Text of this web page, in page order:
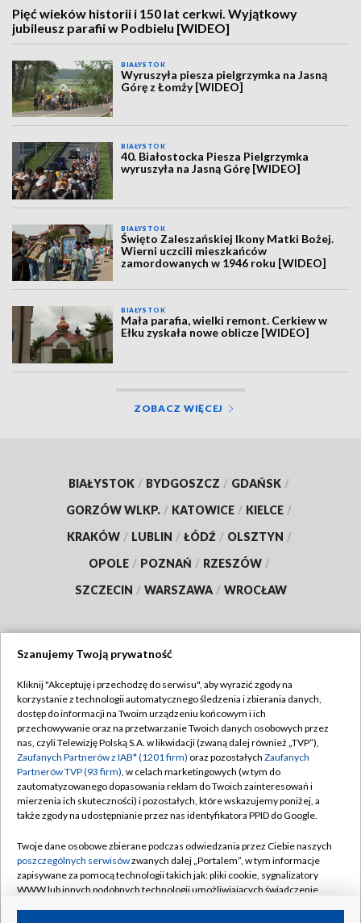
Pięć wieków historii i 150 lat cerkwi. Wyjątkowy
jubileusz parafii w Podbielu [WIDEO]
BIAŁYSTOK
Wyruszyła piesza pielgrzymka na Jasną
Górę z Łomży [WIDEO]
BIAŁYSTOK
40. Białostocka Piesza Pielgrzymka
wyruszyła na Jasną Górę [WIDEO]
BIAŁYSTOK
Święto Zaleszańskiej Ikony Matki Bożej.
Wierni uczcili mieszkańców
zamordowanych w 1946 roku [WIDEO]
BIAŁYSTOK
Mała parafia, wielki remont. Cerkiew w
Ełku zyskała nowe oblicze [WIDEO]
ZOBACZ WIĘCEJ
BIAŁYSTOK / BYDGOSZCZ / GDAŃSK /
GORZÓW WLKP. / KATOWICE / KIELCE /
KRAKÓW / LUBLIN / ŁÓDŹ / OLSZTYN /
OPOLE / POZNAŃ / RZESZÓW /
SZCZECIN / WARSZAWA / WROCŁAW
TVP
Abonament TVP
Emisja w TVP
Centrum informacji TVP
Naziemna Telewizja Cyfrowa
Rada Programowa
System NOS
Informacje o nadawcy
Regulamin TVP
Polityka prywatności
Moje zgody
Pomoc
Kontakt
Kanały
Szanujemy Twoją prywatność
Kliknij "Akceptuję i przechodzę do serwisu", aby wyrazić zgody na
korzystanie z technologii automatycznego śledzenia i zbierania danych,
dostęp do informacji na Twoim urządzeniu końcowym i ich
przechowywanie oraz na przetwarzanie Twoich danych osobowych przez
nas, czyli Telewizję Polską S.A. w likwidacji (zwaną dalej również „TVP”),
Zaufanych Partnerów z IAB* (1201 firm) oraz pozostałych Zaufanych
Partnerów TVP (93 firm), w celach marketingowych (w tym do
zautomatyzowanego dopasowania reklam do Twoich zainteresowań i
mierzenia ich skuteczności) i pozostałych, które wskazujemy poniżej, a
także zgody na udostępnianie przez nas identyfikatora PPID do Google.
Twoje dane osobowe zbierane podczas odwiedzania przez Ciebie naszych
poszczególnych serwisówzwanych dalej „Portalem”, w tym informacje
zapisywane za pomocą technologii takich jak: pliki cookie, sygnalizatory
WWW lub innych podobnych technologii umożliwiających świadczenie